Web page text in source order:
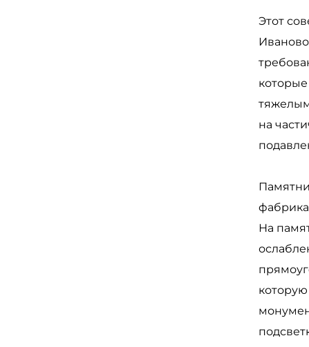
Этот
на
На